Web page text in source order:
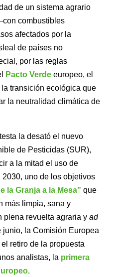
de un sistema agrario
combustibles
afectados por la
de países no
por las reglas
Pacto Verdeeuropeo, el
transición ecológica que
la neutralidad climática de
la desató el nuevo
de Pesticidas (SUR),
a la mitad el uso de
uno de los objetivos
la Granja a la Mesa” que
más limpia, sana y
plena revuelta agraria y ad
la Comisión Europea
retiro de la propuesta
analistas, la primera
.